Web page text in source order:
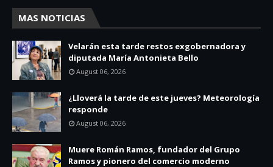
MAS NOTICIAS
Velarán esta tarde restos exgobernadora y
diputada María Antonieta Bello
August 06, 2026
¿Lloverá la tarde de este jueves? Meteorología
responde
August 06, 2026
Muere Román Ramos, fundador del Grupo
Ramos y pionero del comercio moderno